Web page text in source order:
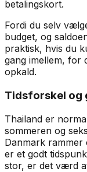
betalingskort.
Fordi du selv
budget, og
praktisk, hvis du
gang imellem, for
opkald.
Tidsforskel og
Thailand er
sommeren og
Danmark rammer
er et godt
stor, er det værd